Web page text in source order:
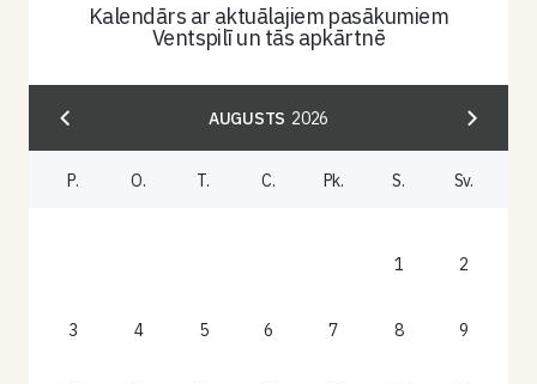
Kalendārs ar aktuālajiem pasākumiem
Ventspilī un tās apkārtnē
AUGUSTS 2026
P. O. T. C. Pk. S. Sv.
1 2
3 4 5 6 7 8 9